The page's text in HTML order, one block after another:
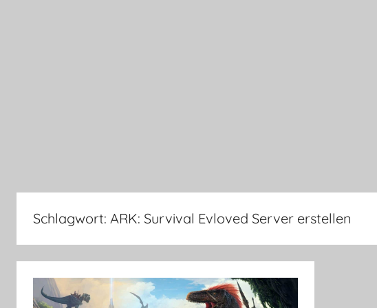
Schlagwort: ARK: Survival Evloved Server erstellen